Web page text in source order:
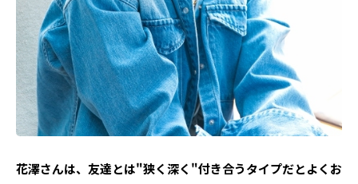
――花澤さんは、友達とは"狭く深く"付き合うタイプだとよくお